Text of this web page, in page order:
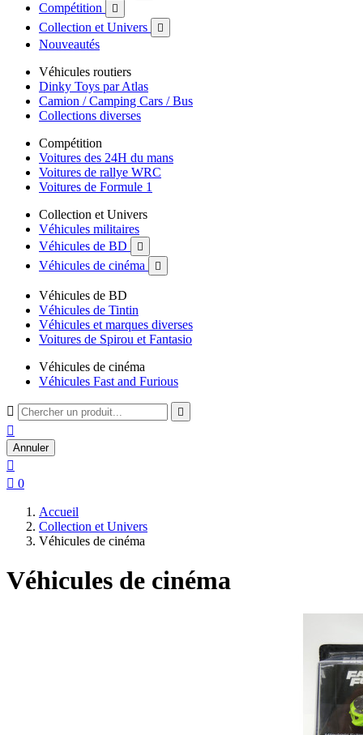
Compétition 
Collection et Univers 
Nouveautés
Véhicules routiers
Dinky Toys par Atlas
Camion / Camping Cars / Bus
Collections diverses
Compétition
Voitures des 24H du mans
Voitures de rallye WRC
Voitures de Formule 1
Collection et Univers
Véhicules militaires
Véhicules de BD

Véhicules de cinéma 
Véhicules de BD
Véhicules de Tintin
Véhicules et marques diverses
Voitures de Spirou et Fantasio
Véhicules de cinéma
Véhicules Fast and Furious
 

Annuler

 0
Accueil
Collection et Univers
Véhicules de cinéma
Véhicules de cinéma